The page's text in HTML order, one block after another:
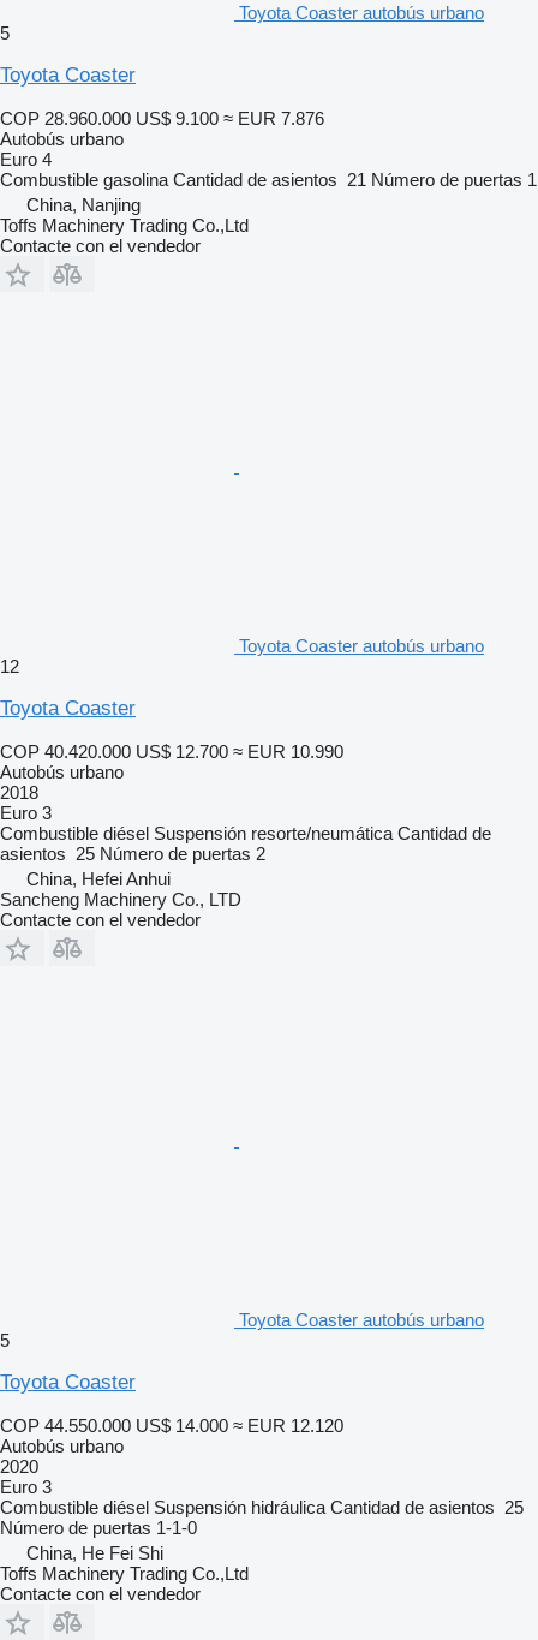
Toyota Coaster autobús urbano
5
Toyota Coaster
COP 28.960.000 US$ 9.100 ≈ EUR 7.876
Autobús urbano
Euro 4
Combustible gasolina Cantidad de asientos 21 Número de puertas 1
China, Nanjing
Toffs Machinery Trading Co.,Ltd
Contacte con el vendedor
Toyota Coaster autobús urbano
12
Toyota Coaster
COP 40.420.000 US$ 12.700 ≈ EUR 10.990
Autobús urbano
2018
Euro 3
Combustible diésel Suspensión resorte/neumática Cantidad de
asientos 25 Número de puertas 2
China, Hefei Anhui
Sancheng Machinery Co., LTD
Contacte con el vendedor
Toyota Coaster autobús urbano
5
Toyota Coaster
COP 44.550.000 US$ 14.000 ≈ EUR 12.120
Autobús urbano
2020
Euro 3
Combustible diésel Suspensión hidráulica Cantidad de asientos 25
Número de puertas 1-1-0
China, He Fei Shi
Toffs Machinery Trading Co.,Ltd
Contacte con el vendedor